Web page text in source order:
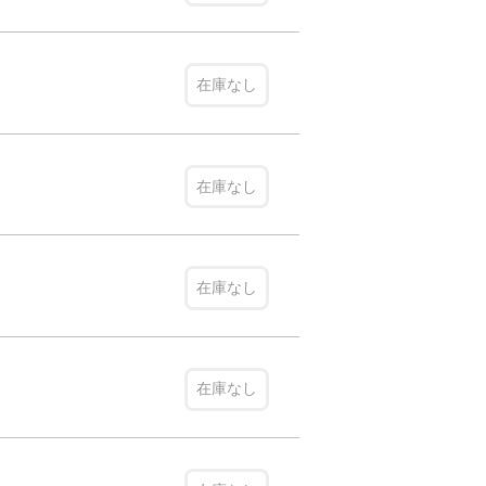
在庫なし
在庫なし
在庫なし
在庫なし